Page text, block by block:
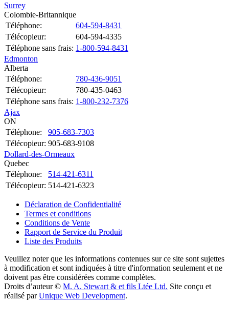
Surrey
Colombie-Britannique
Téléphone:
604-594-8431
Télécopieur:
604-594-4335
Téléphone sans frais: 1-800-594-8431
Edmonton
Alberta
Téléphone:
780-436-9051
Télécopieur:
780-435-0463
Téléphone sans frais: 1-800-232-7376
Ajax
ON
Téléphone:
905-683-7303
Télécopieur: 905-683-9108
Dollard-des-Ormeaux
Quebec
Téléphone:
514-421-6311
Télécopieur: 514-421-6323
Déclaration de Confidentialité
Termes et conditions
Conditions de Vente
Rapport de Service du Produit
Liste des Produits
Veuillez noter que les informations contenues sur ce site sont sujettes
à modification et sont indiquées à titre d'information seulement et ne
doivent pas être considérées comme complètes.
Droits d’auteur © M. A. Stewart & et fils Ltée Ltd. Site conçu et
réalisé parUnique Web Development.